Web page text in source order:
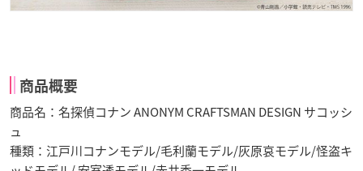
商品概要
商品名：名探偵コナン ANONYM CRAFTSMAN DESIGN サコッシ
ュ
種類：江戸川コナンモデル/毛利蘭モデル/灰原哀モデル/怪盗キ